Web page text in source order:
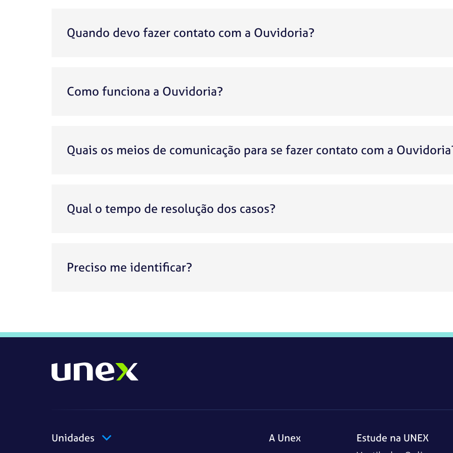
Quando devo fazer contato com a Ouvidoria?
Como funciona a Ouvidoria?
Quais os meios de comunicação para se fazer contato com a
Qual o tempo de resolução dos casos?
Preciso me identificar?
Unidades
A Unex
Estude na UNEX